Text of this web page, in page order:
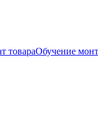
товараОбучение